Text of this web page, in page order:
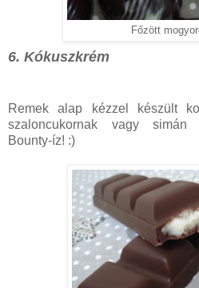
Főzött
6. Kókuszkrém
Remek alap kézzel készült
szaloncukornak vagy simán
Bounty-íz! :)